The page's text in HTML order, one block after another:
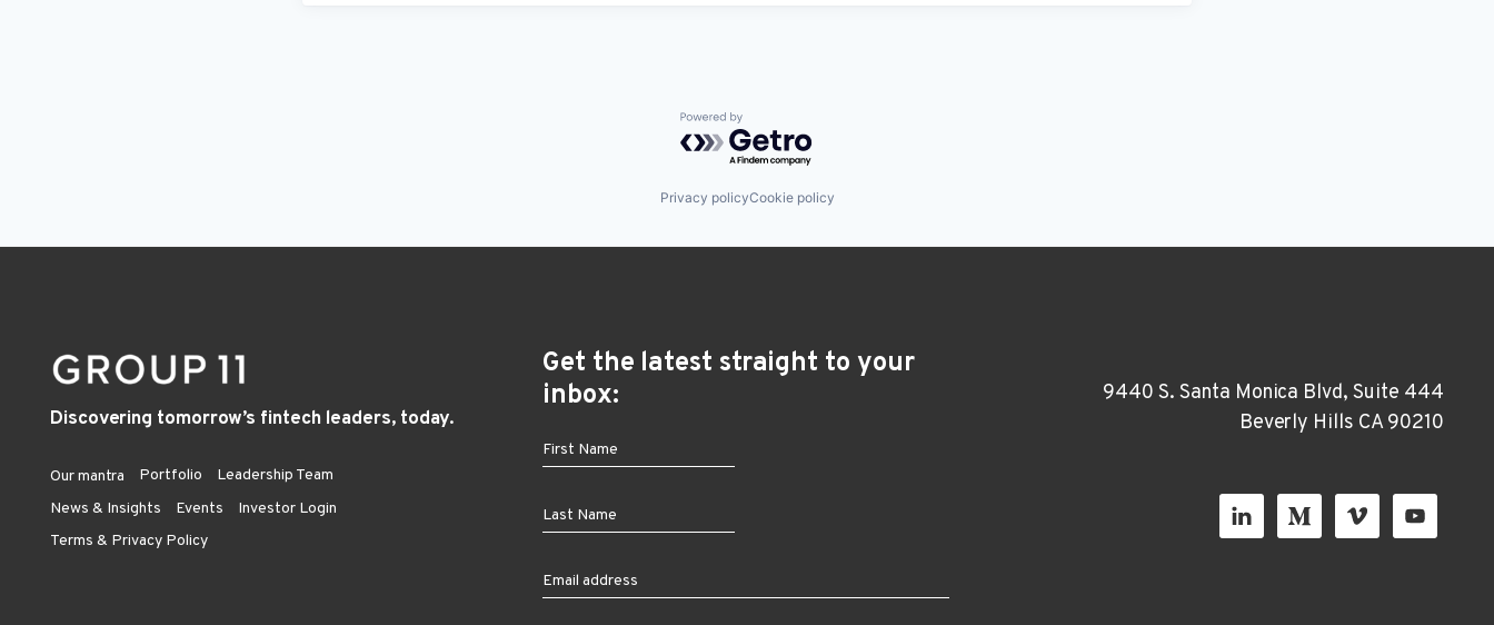
Powered by Getro.com
Privacy policyCookie policy
Discovering tomorrow’s fintech leaders, today.
Our mantra Portfolio
Leadership Team
News & Insights
Events
Investor Login
Terms & Privacy Policy
Get the latest straight to your
inbox:
9440 S. Santa Monica Blvd, Suite 444
Beverly Hills CA 90210